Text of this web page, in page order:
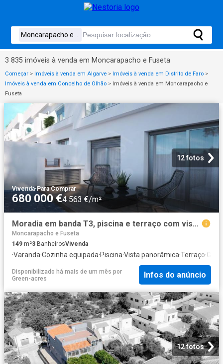
3 835 imóveis à venda em Moncarapacho e Fuseta
Começar > Imóveis à venda em Algarve > Imóveis à venda em Distrito de Faro >
Imóveis à venda em Concelho de Olhão > Imóveis à venda em Moncarapacho e
Fuseta
12 fotos
Vivenda·Para Comprar
680 000 €4 563 €/m²
Moradia em banda T3, piscina e terraço com vista mar, Fuseta. 149m² Moncarapacho e fuseta
Moncarapacho e Fuseta
149 m²3 BanheirosVivenda
·Varanda·Cozinha equipada·Piscina·Vista panorâmica·Terraço·
Disponibilizado há mais de um mês por
Green-acres
Infos do anúncio
12 fotos